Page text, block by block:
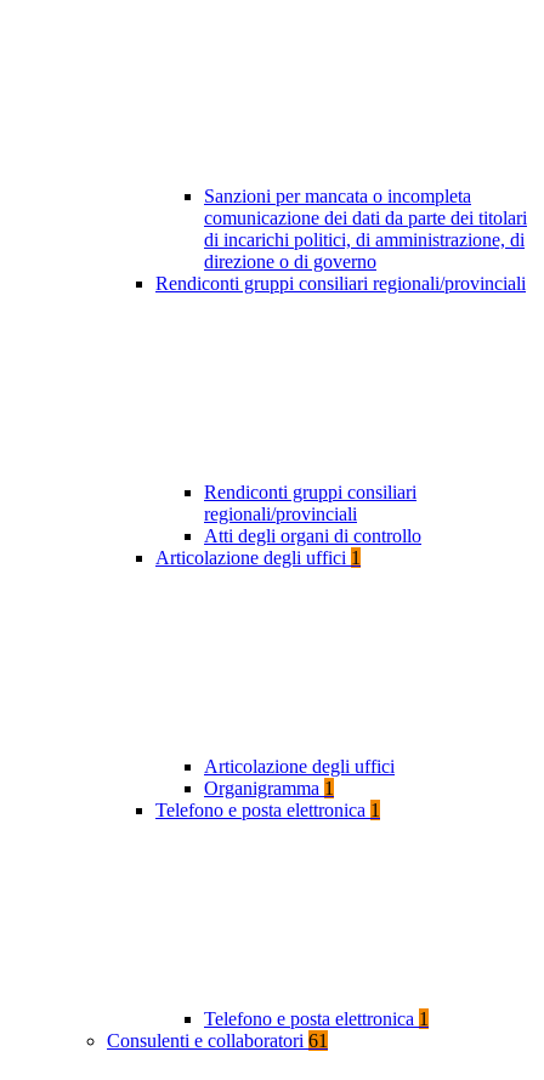
Sanzioni per mancata o incompleta
comunicazione dei dati da parte dei titolari
di incarichi politici, di amministrazione, di
direzione o di governo
Rendiconti gruppi consiliari regionali/provinciali
Rendiconti gruppi consiliari
regionali/provinciali
Atti degli organi di controllo
Articolazione degli uffici 1
Articolazione degli uffici
Organigramma 1
Telefono e posta elettronica 1
Telefono e posta elettronica 1
Consulenti e collaboratori 61